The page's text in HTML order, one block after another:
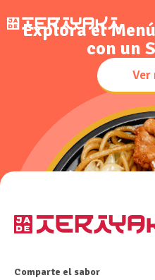
Explora el
con un
Ver
Comparte el sabor